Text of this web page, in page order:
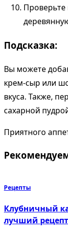
Проверьте
Подсказка:
Вы можете
крем-сыр или
вкуса. Также,
сахарной
Приятного
Рецепты
Клубничный
лучший